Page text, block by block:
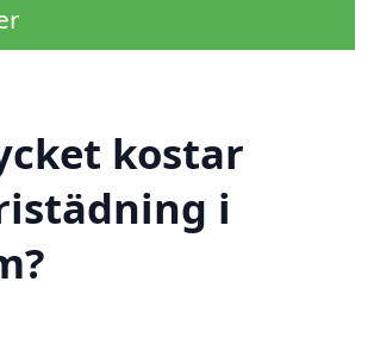
kostar
i